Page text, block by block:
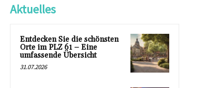
Aktuelles
Entdecken Sie die schönsten
Orte im PLZ 61 – Eine
umfassende Übersicht
31.07.2026